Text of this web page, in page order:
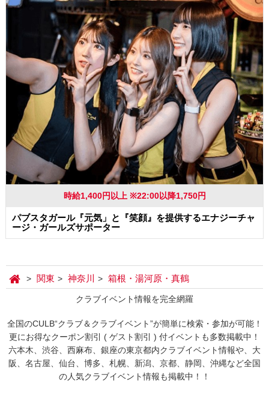
時給1,400円以上 ※22:00以降1,750円
パブスタガール『元気」と『笑顔』を提供するエナジーチャ
ージ・ガールズサポーター
関東 神奈川 箱根・湯河原・真鶴
クラブイベント情報を完全網羅
全国のCULB“クラブ＆クラブイベント”が簡単に検索・参加が可能！
更にお得なクーポン割引 ( ゲスト割引 ) 付イベントも多数掲載中！
六本木、渋谷、西麻布、銀座の東京都内クラブイベント情報や、大
阪、名古屋、仙台、博多、札幌、新潟、京都、静岡、沖縄など全国
の人気クラブイベント情報も掲載中！！